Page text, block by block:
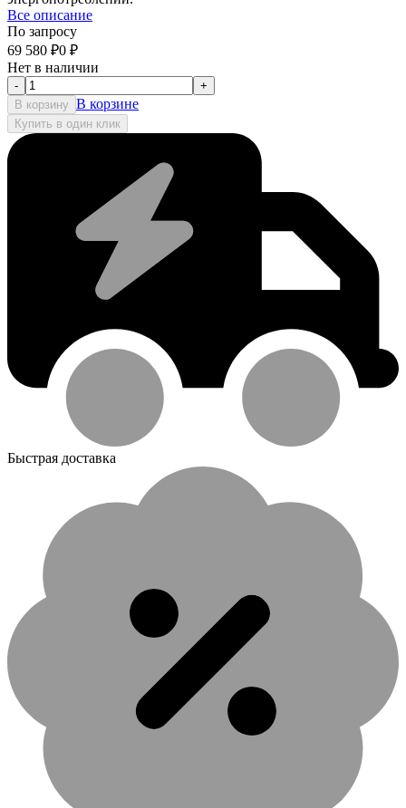
Все описание
По запросу
69 580 ₽0 ₽
Нет в наличии
-
+
В корзину В корзине
Купить в один клик
Быстрая доставка